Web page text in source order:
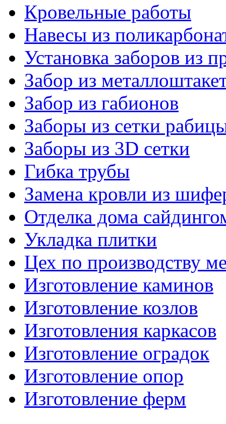
Кровельные работы
Навесы из
Установка заборов из
Забор из
Забор из габионов
Заборы из сетки
Заборы из 3D сетки
Гибка трубы
Замена кровли из
Отделка дома
Укладка плитки
Цех по производству
Изготовление каминов
Изготовление козлов
Изготовления каркасов
Изготовление оградок
Изготовление опор
Изготовление ферм